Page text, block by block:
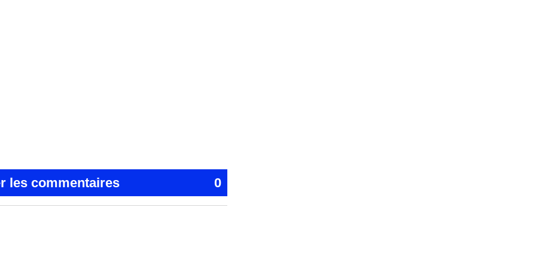
les commentaires 0